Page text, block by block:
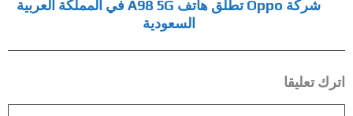
شركة Oppo تطلق هاتف A98 5G في المملكة العربية
السعودية
اترك تعليقا